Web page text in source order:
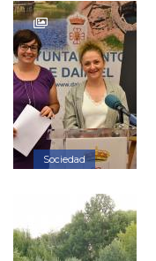
Sociedad